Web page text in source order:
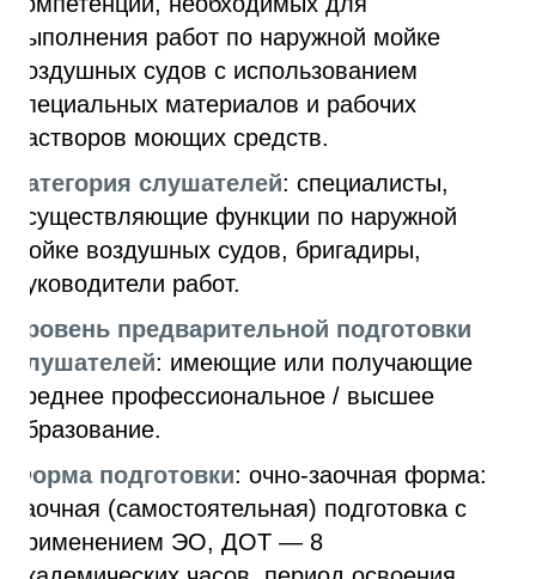
выполнения работ по наружной мойке
воздушных судов с использованием
специальных материалов и рабочих
растворов моющих средств.
Категория слушателей: специалисты,
осуществляющие функции по наружной
мойке воздушных судов, бригадиры,
руководители работ.
Уровень предварительной подготовки
слушателей: имеющие или получающие
среднее профессиональное / высшее
образование.
Форма подготовки: очно-заочная форма:
заочная (самостоятельная) подготовка с
применением ЭО, ДОТ — 8